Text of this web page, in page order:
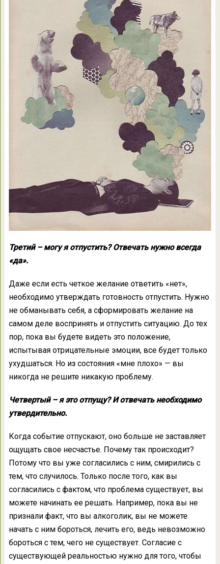
Третий – могу я отпустить? Отвечать нужно всегда
«да».
Даже если есть четкое желание ответить «нет»,
необходимо утверждать готовность отпустить. Нужно
не обманывать себя, а сформировать желание на
самом деле воспринять и отпустить ситуацию. До тех
пор, пока вы будете видеть это положение,
испытывая отрицательные эмоции, все будет только
ухудшаться. Но из состояния «мне плохо» — вы
никогда не решите никакую проблему.
Четвертый – я это отпущу? И отвечать необходимо
утвердительно.
Когда событие отпускают, оно больше не заставляет
ощущать свое несчастье. Почему так происходит?
Потому что вы уже согласились с ним, смирились с
тем, что случилось. Только после того, как вы
согласились с фактом, что проблема существует, вы
можете начинать ее решать. Например, пока вы не
признали факт, что вы алкоголик, вы не можете
начать с ним бороться, лечить его, ведь невозможно
бороться с тем, чего не существует. Согласие с
существующей реальностью нужно для того, чтобы